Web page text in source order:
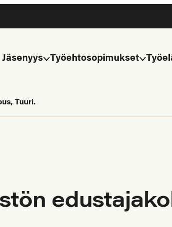
Jäsenyys Työehtosopimukset
Tuuri.